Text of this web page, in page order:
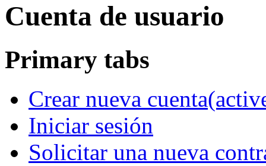
Cuenta de usuario
Primary tabs
Crear nueva cuenta
Iniciar sesión
Solicitar una nueva